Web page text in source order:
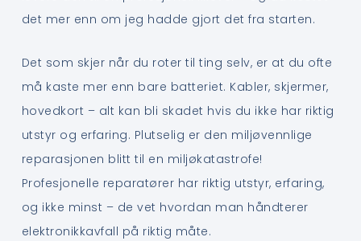
det mer enn om jeg hadde gjort det fra starten.
Det som skjer når du roter til ting selv, er at du ofte
må kaste mer enn bare batteriet. Kabler, skjermer,
hovedkort – alt kan bli skadet hvis du ikke har riktig
utstyr og erfaring. Plutselig er den miljøvennlige
reparasjonen blitt til en miljøkatastrofe!
Profesjonelle reparatører har riktig utstyr, erfaring,
og ikke minst – de vet hvordan man håndterer
elektronikkavfall på riktig måte.